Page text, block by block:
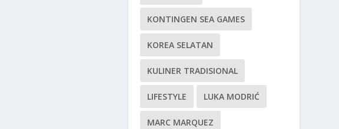
KONTINGEN SEA GAMES
KOREA SELATAN
KULINER TRADISIONAL
LIFESTYLE LUKA MODRIĆ
MARC MARQUEZ